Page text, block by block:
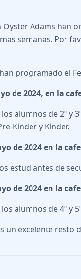
Oyster Adams han
semanas. Por
programado el
de 2024, en la
alumnos de 2º y
Kínder y Kínder.
de 2024 en la
estudiantes de
de 2024 en la
alumnos de 4º y
un excelente resto